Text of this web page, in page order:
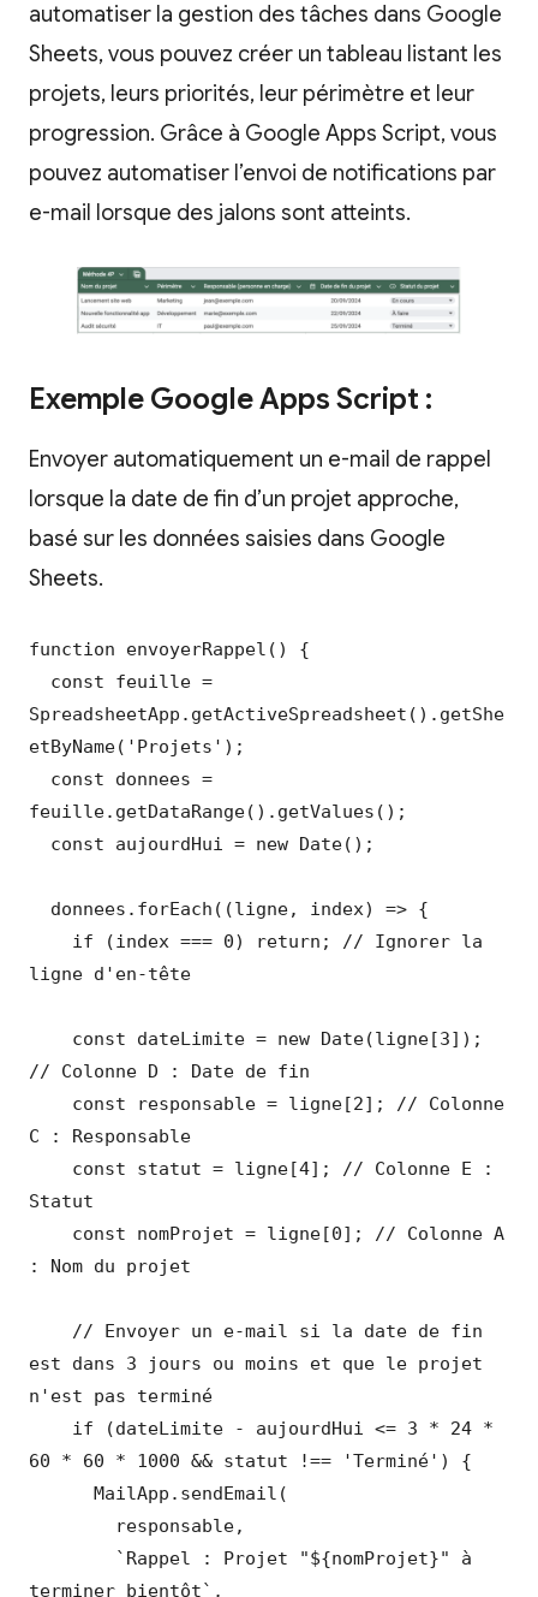
automatiser la gestion des tâches dans Google
Sheets, vous pouvez créer un tableau listant les
projets, leurs priorités, leur périmètre et leur
progression. Grâce à Google Apps Script, vous
pouvez automatiser l’envoi de notifications par
e-mail lorsque des jalons sont atteints.
Exemple Google Apps Script :
Envoyer automatiquement un e-mail de rappel
lorsque la date de fin d’un projet approche,
basé sur les données saisies dans Google
Sheets.
function envoyerRappel() {
SpreadsheetApp.getActiveSpreadsheet().getShe
etByName('Projets');
feuille.getDataRange().getValues();
ligne d'en-tête
// Colonne D : Date de fin
C : Responsable
Statut
: Nom du projet
est dans 3 jours ou moins et que le projet
n'est pas terminé
60 * 60 * 1000 && statut !== 'Terminé') {
terminer bientôt`,